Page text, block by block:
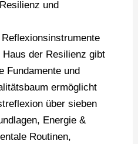
und
der Resilienz gibt
Fundamente und
ermöglicht
über sieben
Energie &
Routinen,